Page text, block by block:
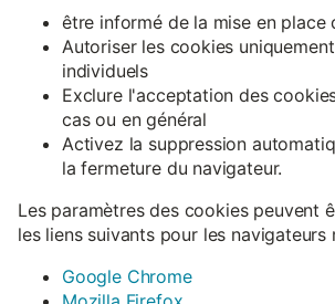
être informé de la mise en place
Autoriser les cookies
individuels
Exclure l'acceptation des
cas ou en général
Activez la suppression
la fermeture du navigateur.
Les paramètres des cookies peuvent
les liens suivants pour les navigateurs
Google Chrome